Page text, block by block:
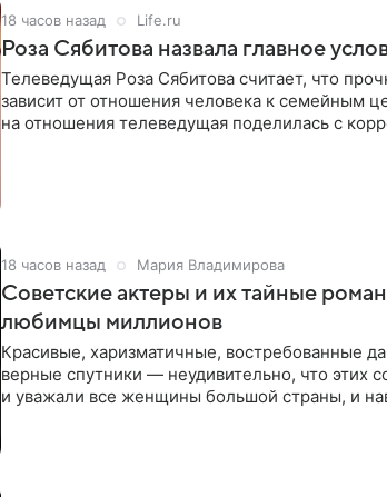
18 часов назад Life.ru
Роза Сябитова назвала главное
Телеведущая Роза Сябитова считает, что
зависит от отношения человека к семейным
на отношения телеведущая поделилась с
18 часов назад Мария Владимирова
Советские актеры и их тайные
любимцы миллионов
Красивые, харизматичные, востребованные
верные спутники — неудивительно, что этих
и уважали все женщины большой страны, и